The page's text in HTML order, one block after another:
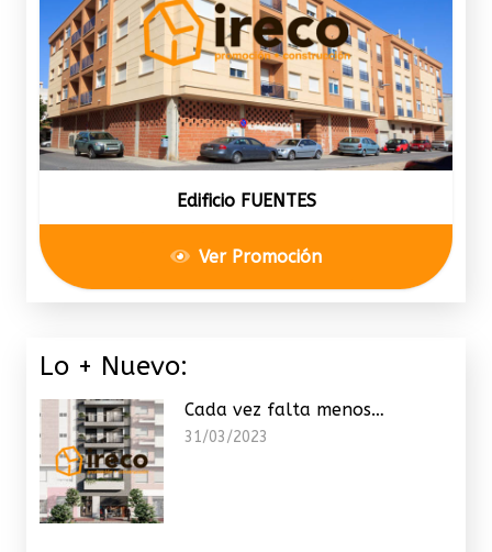
Edificio FUENTES
Ver Promoción
Lo + Nuevo:
Cada vez falta menos…
31/03/2023